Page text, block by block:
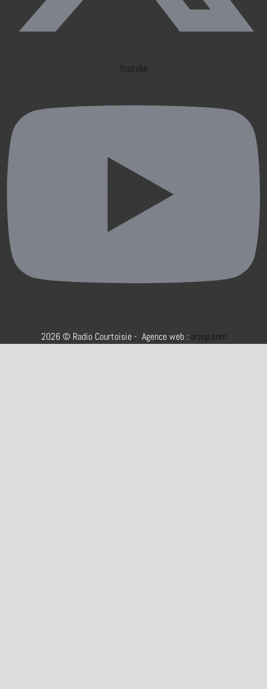
Youtube
2026 © Radio Courtoisie - Agence web : aryup.com